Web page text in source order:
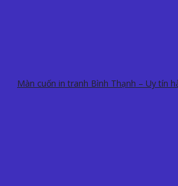
Màn cuốn in tranh Bình Thạnh – Uy tín